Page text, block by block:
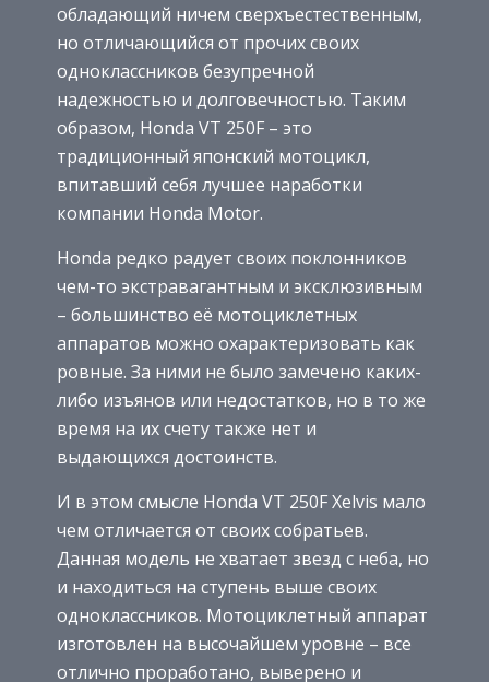
обладающий ничем сверхъестественным,
но отличающийся от прочих своих
одноклассников безупречной
надежностью и долговечностью. Таким
образом, Honda VT 250F – это
традиционный японский мотоцикл,
впитавший себя лучшее наработки
компании Honda Motor.
Honda редко радует своих поклонников
чем-то экстравагантным и эксклюзивным
– большинство её мотоциклетных
аппаратов можно охарактеризовать как
ровные. За ними не было замечено каких-
либо изъянов или недостатков, но в то же
время на их счету также нет и
выдающихся достоинств.
И в этом смысле Honda VT 250F Xelvis мало
чем отличается от своих собратьев.
Данная модель не хватает звезд с неба, но
и находиться на ступень выше своих
одноклассников. Мотоциклетный аппарат
изготовлен на высочайшем уровне – все
отлично проработано, выверено и